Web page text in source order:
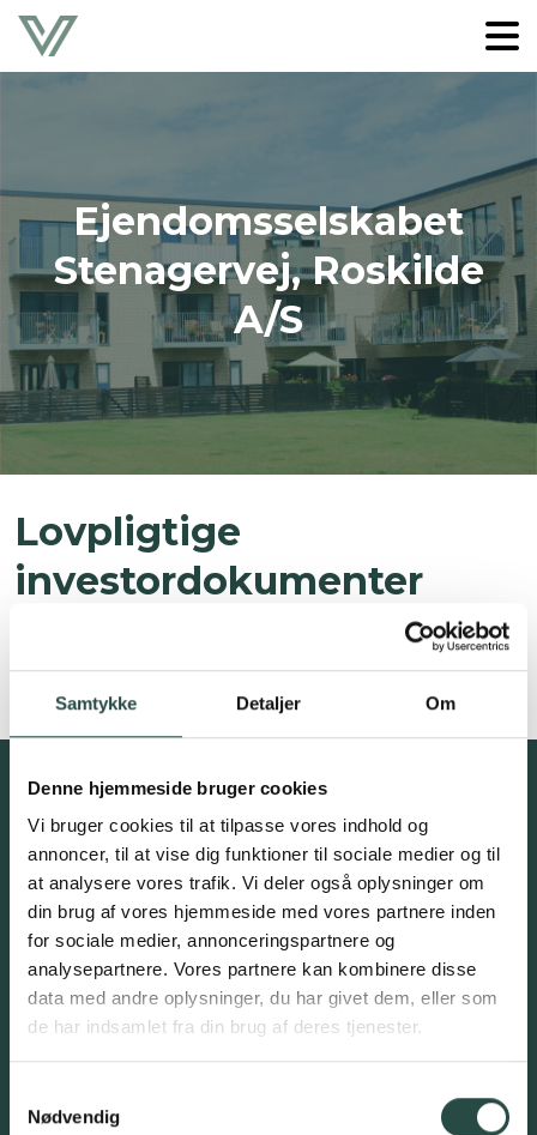
Samtykke Detaljer Om
Denne hjemmeside bruger cookies
Vi bruger cookies til at tilpasse vores indhold og
annoncer, til at vise dig funktioner til sociale medier og til
at analysere vores trafik. Vi deler også oplysninger om
din brug af vores hjemmeside med vores partnere inden
for sociale medier, annonceringspartnere og
analysepartnere. Vores partnere kan kombinere disse
data med andre oplysninger, du har givet dem, eller som
de har indsamlet fra din brug af deres tjenester.
Nødvendig
Ejendomsselskabet
Stenagervej, Roskilde
A/S
Lovpligtige
investordokumenter
Information og fakta om investeringen
Prip-Kid Investorinformation
Tilmeld interesseliste for
kommende
investeringsmuligheder,
nyhedsbreve mv.